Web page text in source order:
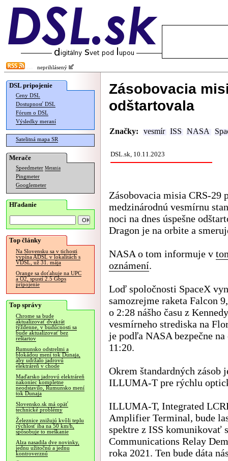
neprihlásený
DSL pripojenie
Ceny DSL
Dostupnosť DSL
Fórum o DSL
Výsledky meraní
Satelitná mapa SR
Merače
Speedmeter Merania
Pingmeter
Googlemeter
Hľadanie
Top články
Na Slovensku sa v tichosti
vypína ADSL v lokalitách s
VDSL, už 31. mája
Orange sa doťahuje na UPC
a O2, spustí 2.5 Gbps
pripojenie
Top správy
Chrome sa bude
aktualizovať dvakrát
týždenne, v budúcnosti sa
bude aktualizovať bez
reštartov
Rumunsko odstrelmi a
blokádou mení tok Dunaja,
aby udržalo jadrovú
elektráreň v chode
Maďarsko jadrovú elektráreň
nakoniec kompletne
neodstavilo, Rumunsko mení
tok Dunaja
Slovensko.sk má opäť
technické problémy
Železnice znižujú kvôli teplu
rýchlosť iba na 50 km/h,
spôsobuje to meškanie
Alza nasadila dve novinky,
jednu užitočnú a jednu
kontroverznú
Zásobovacia
odštartovala
Značky: vesmír ISS NASA
DSL.sk, 10.11.2023
Zásobovacia misia CRS-29
medzinárodnú vesmírnu
noci na dnes úspešne
Dragon je na orbite a
NASA o tom informuje v
oznámení.
Loď spoločnosti SpaceX
samozrejme raketa Falcon
o 2:28 nášho času z
vesmírneho strediska na
je podľa NASA bezpečne
11:20.
Okrem štandardných zásob
ILLUMA-T pre rýchlu
ILLUMA-T, Integrated
Amplifier Terminal, bude
spektre z ISS komunikovať
Communications Relay
roka 2021. Ten bude dáta